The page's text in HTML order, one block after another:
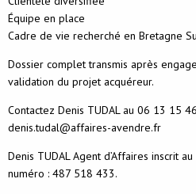
Équipe en place
Cadre de vie recherché en Bretagne
Dossier complet transmis après
validation du projet acquéreur.
Contactez Denis TUDAL au 06 13 15
denis.tudal@affaires-avendre.fr
Denis TUDAL Agent d’Affaires inscrit
numéro : 487 518 433.